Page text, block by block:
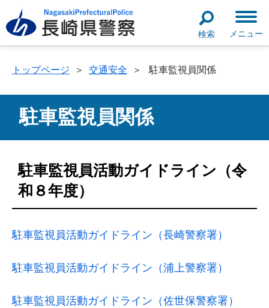
検索 メニュー
トップページ ＞ 交通安全 ＞ 駐車監視員関係
駐車監視員関係
駐車監視員活動ガイドライン（令
和８年度）
駐車監視員活動ガイドライン（長崎警察署）
駐車監視員活動ガイドライン（浦上警察署）
駐車監視員活動ガイドライン（佐世保警察署）